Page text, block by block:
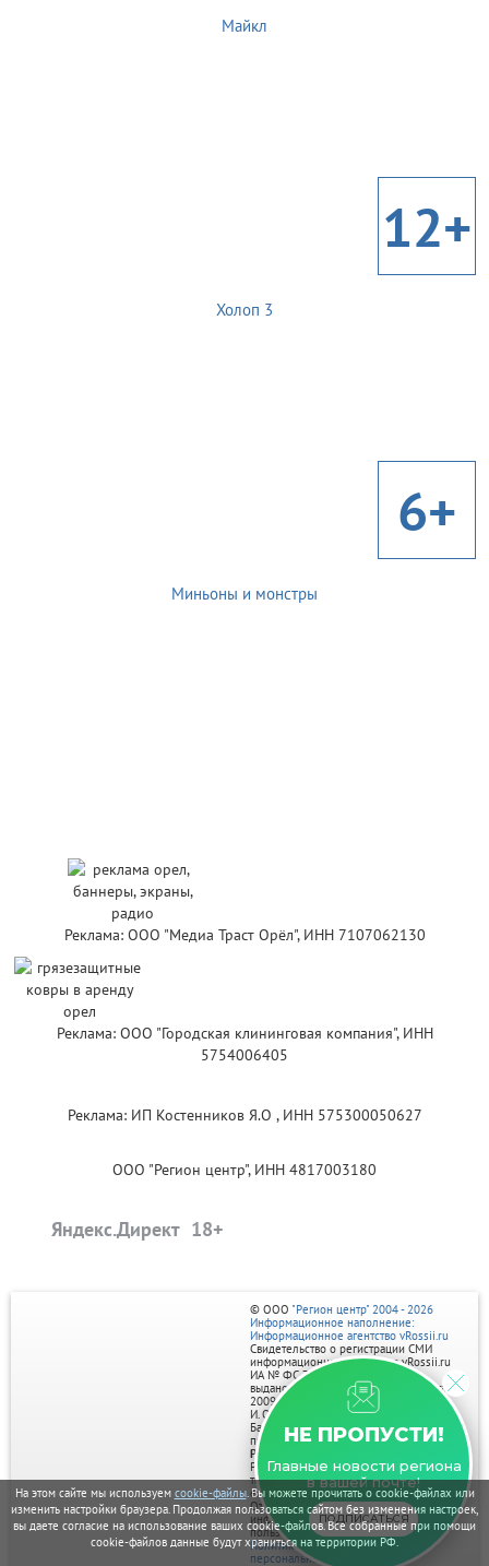
На этом сайте мы используем cookie-файлы. Вы можете прочитать о cookie-файлах или
изменить настройки браузера. Продолжая пользоваться сайтом без изменения настроек,
вы даете согласие на использование ваших cookie-файлов. Все собранные при помощи
cookie-файлов данные будут храниться на территории РФ.
Майкл
12+
Холоп 3
6+
Миньоны и монстры
Реклама: ООО "Медиа Траст Орёл", ИНН 7107062130
Реклама: ООО "Городская клининговая компания", ИНН
5754006405
Реклама: ИП Костенников Я.О , ИНН 575300050627
ООО "Регион центр", ИНН 4817003180
Яндекс.Директ
НЕ ПРОПУСТИ!
Главные новости региона
в вашей почте!
ПОДПИСАТЬСЯ
© ООО "Регион центр" 2004 - 2026
Информационное наполнение:
Информационное агентство vRossii.ru
Свидетельство о регистрации СМИ
информационного агентства vRossii.ru
ИА № ФС 77‑35502
выдано РОСКОМНАДЗОРом 04 марта
2009г.
И. О. Главного редактора Нарыков А. Н.
Баннеры на портале размещаются на
правах рекламы.
Реклама на портале:
Рекламное агентство "Умный маркетинг"
тел. 7-910-267-70-40,
email: umnyy.marketing@yandex.ru
Отдельные публикации могут содержать
информацию, не предназначенную для
пользователей до 18 лет.
Политика в отношении обработки
персональных данных